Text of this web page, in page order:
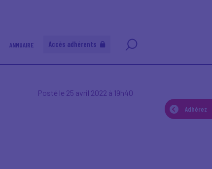
ANNUAIRE Accès adhérents
Adhérez
Posté le 25 avril 2022 à 19h40